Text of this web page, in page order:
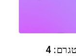
איך לעקוב אחר הפעילות באינסטגרם: 4